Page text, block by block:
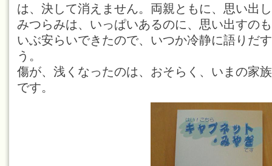
は、決して消えません。両親ともに、思い出
みつらみは、いっぱいあるのに、思い出すの
いぶ安らいできたので、いつか冷静に語りだ
う。
傷が、浅くなったのは、おそらく、いまの家
です。